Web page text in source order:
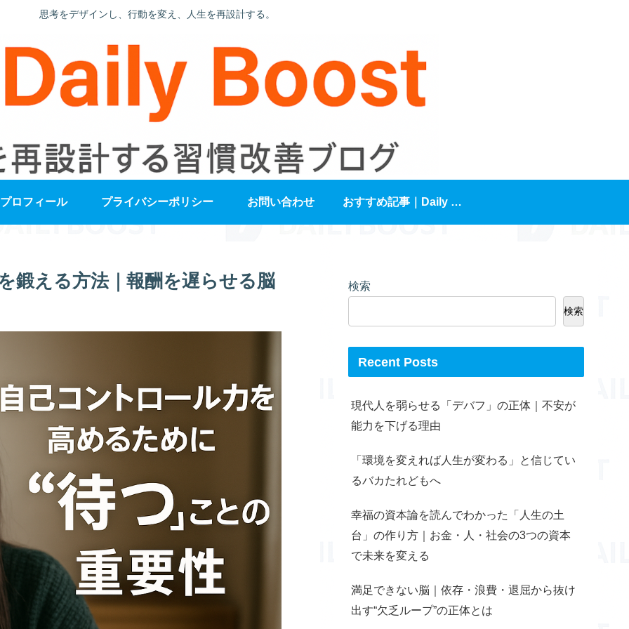
思考をデザインし、行動を変え、人生を再設計する。
プロフィール プライバシーポリシー お問い合わせ おすすめ記事｜Daily Boost編集部が選ぶ“人生が変わる3本”
鍛える方法｜報酬を遅らせる脳 検索
検索
Recent Posts
現代人を弱らせる「デバフ」の正体｜不安が
能力を下げる理由
「環境を変えれば人生が変わる」と信じてい
るバカたれどもへ
幸福の資本論を読んでわかった「人生の土
台」の作り方｜お金・人・社会の3つの資本
で未来を変える
満足できない脳｜依存・浪費・退屈から抜け
出す“欠乏ループ”の正体とは